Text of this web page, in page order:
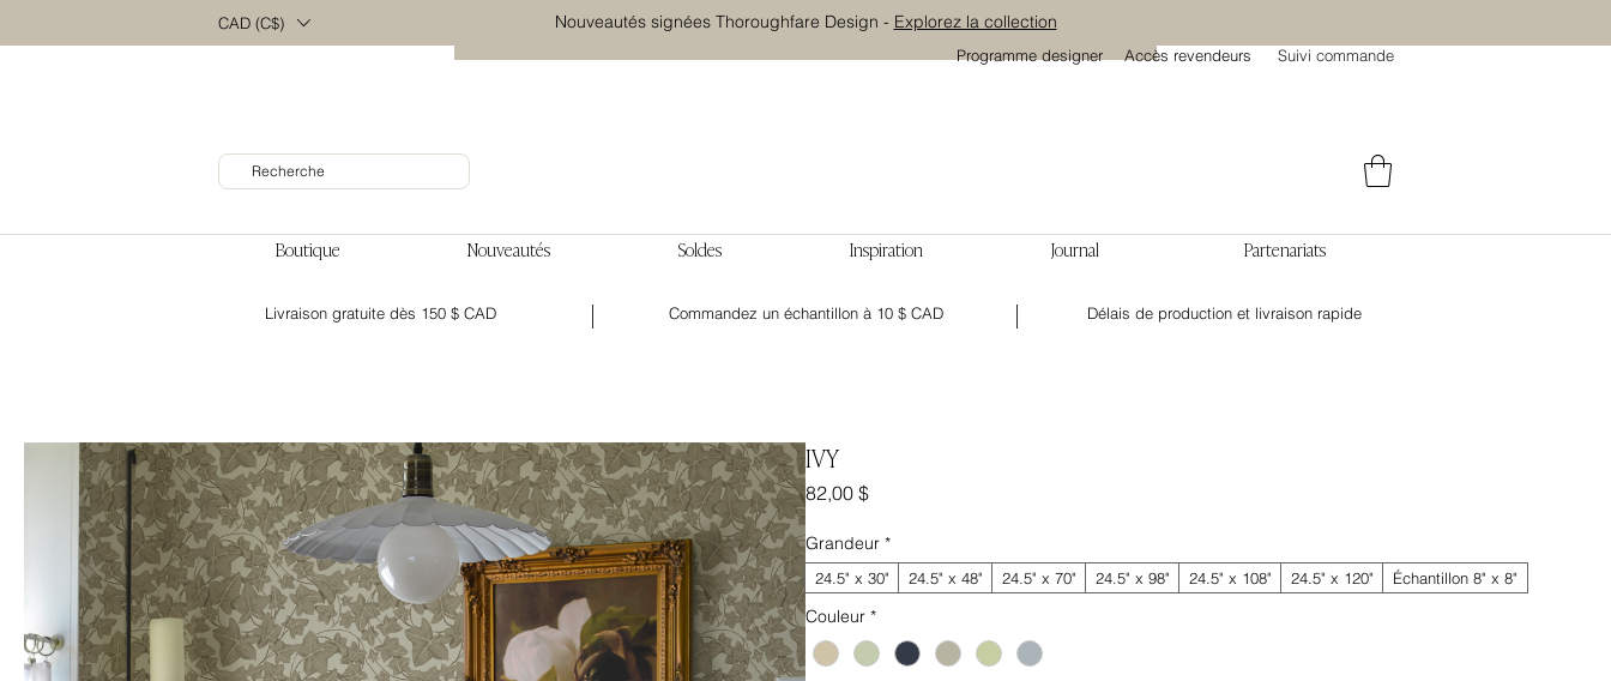
CAD (C$) Nouveautés signées Thoroughfare Design - Explorez la collection
Programme designer Accès revendeurs Suivi commande
Boutique Nouveautés Soldes Inspiration Journal Partenariats
Livraison gratuite dès 150 $ CAD Commandez un échantillon à 10 $ CAD Délais de production et livraison rapide
IVY
82,00 $Prix
Grandeur *
24.5" x 30" 24.5" x 48" 24.5" x 70" 24.5" x 98" 24.5" x 108" 24.5" x 120" Échantillon 8" x 8"
Couleur *